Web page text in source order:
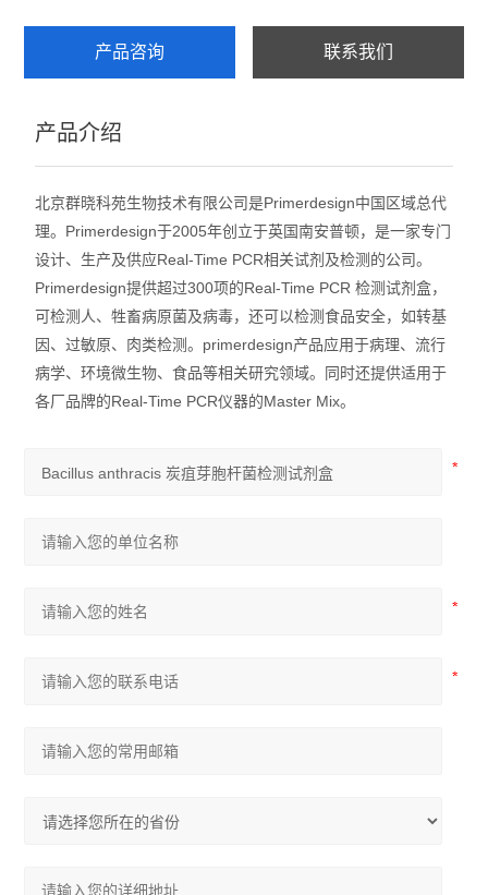
产品咨询 联系我们
产品介绍
北京群晓科苑生物技术有限公司是Primerdesign中国区域总代
理。Primerdesign于2005年创立于英国南安普顿，是一家专门
设计、生产及供应Real-Time PCR相关试剂及检测的公司。
Primerdesign提供超过300项的Real-Time PCR 检测试剂盒，
可检测人、牲畜病原菌及病毒，还可以检测食品安全，如转基
因、过敏原、肉类检测。primerdesign产品应用于病理、流行
病学、环境微生物、食品等相关研究领域。同时还提供适用于
各厂品牌的Real-Time PCR仪器的Master Mix。